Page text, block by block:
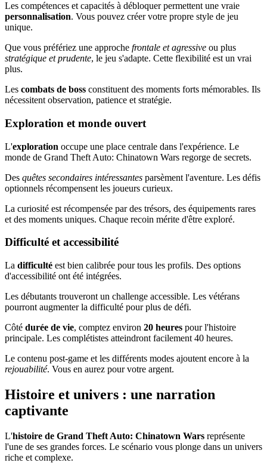
Les compétences et capacités à débloquer permettent une vraie
personnalisation. Vous pouvez créer votre propre style de jeu
unique.
Que vous préfériez une approche frontale et agressive ou plus
stratégique et prudente, le jeu s'adapte. Cette flexibilité est un vrai
plus.
Les combats de boss constituent des moments forts mémorables. Ils
nécessitent observation, patience et stratégie.
Exploration et monde ouvert
L'exploration occupe une place centrale dans l'expérience. Le
monde de Grand Theft Auto: Chinatown Wars regorge de secrets.
Des quêtes secondaires intéressantes parsèment l'aventure. Les défis
optionnels récompensent les joueurs curieux.
La curiosité est récompensée par des trésors, des équipements rares
et des moments uniques. Chaque recoin mérite d'être exploré.
Difficulté et accessibilité
La difficulté est bien calibrée pour tous les profils. Des options
d'accessibilité ont été intégrées.
Les débutants trouveront un challenge accessible. Les vétérans
pourront augmenter la difficulté pour plus de défi.
Côté durée de vie, comptez environ 20 heures pour l'histoire
principale. Les complétistes atteindront facilement 40 heures.
Le contenu post-game et les différents modes ajoutent encore à la
rejouabilité. Vous en aurez pour votre argent.
Histoire et univers : une narration
captivante
L'histoire de Grand Theft Auto: Chinatown Wars représente
l'une de ses grandes forces. Le scénario vous plonge dans un univers
riche et complexe.